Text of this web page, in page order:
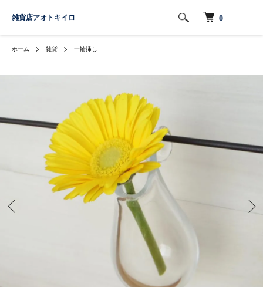
雑貨店アオトキイロ 0
ホーム 雑貨 一輪挿し